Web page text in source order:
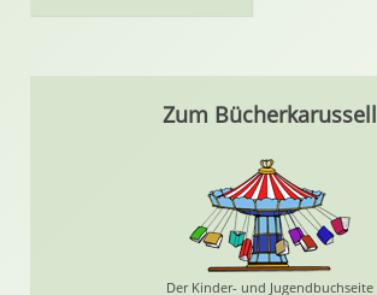
Zum Bücherkarussell
Der Kinder- und Jugendbuchseite